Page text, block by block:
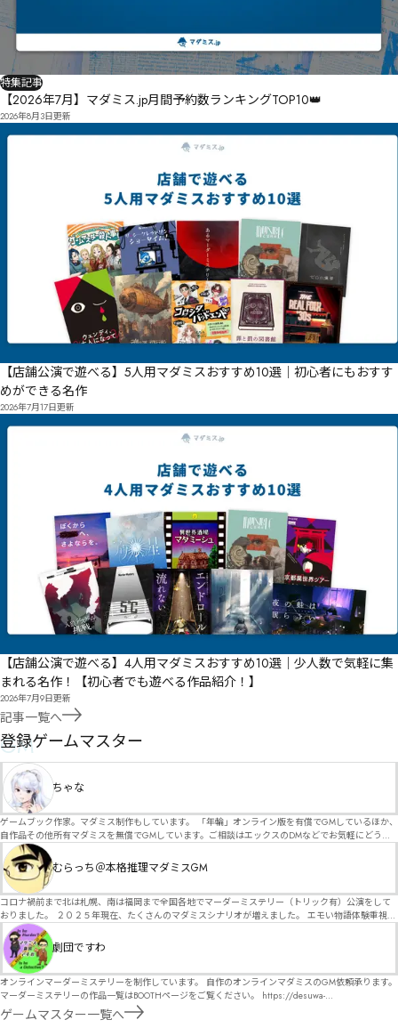
特集記事
【2026年7月】マダミス.jp月間予約数ランキングTOP10👑
2026年8月3日更新
【店舗公演で遊べる】5人用マダミスおすすめ10選｜初心者にもおすす
めができる名作
2026年7月17日更新
【店舗公演で遊べる】4人用マダミスおすすめ10選｜少人数で気軽に集
まれる名作！【初心者でも遊べる作品紹介！】
2026年7月9日更新
記事一覧へ
GM
登録ゲームマスター
ちゃな
ゲームブック作家。マダミス制作もしています。 「年輪」オンライン版を有償でGMしているほか、
自作品その他所有マダミスを無償でGMしています。ご相談はエックスのDMなどでお気軽にどう
ぞ。
むらっち＠本格推理マダミスGM
コロナ禍前まで北は札幌、南は福岡まで全国各地でマーダーミステリー（トリック有）公演をして
おりました。 ２０２５年現在、たくさんのマダミスシナリオが増えました。 エモい物語体験重視の
シナリオがマダミス・マーダーミステリーというジャンル名でたくさんあるため、そのようなシナ
リオは簡単に遊べます。 しかし、２～３時間ずっと考え＆議論して、見たことないトリックが解け
る閃きや犯人として逃げ切る楽しみのある本格推理マーダーミステリーを見つけることが難しくな
劇団ですわ
オンラインマーダーミステリーを制作しています。 自作のオンラインマダミスのGM依頼承ります。
マーダーミステリーの作品一覧はBOOTHページをご覧ください。 https://desuwa-
madamisu.booth.pm/ 以下注意事項をご一読、同意の上で、予約フォームからご連絡ください。
■GM依頼の注意事項■ ①依頼をする作品のＢＯＯＴＨの概要を確認した上で、依頼してくださ
ゲームマスター一覧へ